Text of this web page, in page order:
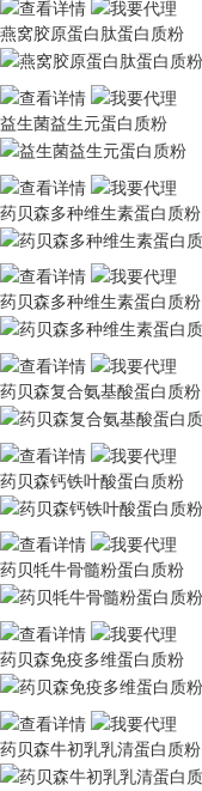
燕窝胶原蛋白肽蛋白质粉
益生菌益生元蛋白质粉
药贝森多种维生素蛋白质粉
药贝森多种维生素蛋白质粉
药贝森复合氨基酸蛋白质粉
药贝森钙铁叶酸蛋白质粉
药贝牦牛骨髓粉蛋白质粉
药贝森免疫多维蛋白质粉
药贝森牛初乳乳清蛋白质粉